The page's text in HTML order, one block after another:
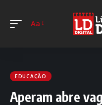
Aa
EDUCAÇÃO
Aperam abre